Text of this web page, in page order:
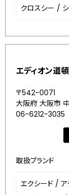
クロスシー /
エディオン道
〒542-0071
大阪府 大阪市
06-6212-3035
取扱ブランド
エクシード / ア